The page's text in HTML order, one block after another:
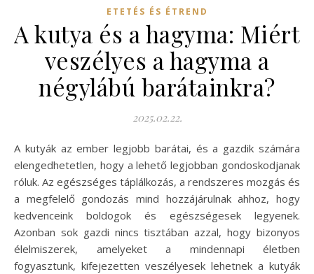
ETETÉS ÉS ÉTREND
A kutya és a hagyma: Miért
veszélyes a hagyma a
négylábú barátainkra?
2025.02.22.
A kutyák az ember legjobb barátai, és a gazdik számára
elengedhetetlen, hogy a lehető legjobban gondoskodjanak
róluk. Az egészséges táplálkozás, a rendszeres mozgás és
a megfelelő gondozás mind hozzájárulnak ahhoz, hogy
kedvenceink boldogok és egészségesek legyenek.
Azonban sok gazdi nincs tisztában azzal, hogy bizonyos
élelmiszerek, amelyeket a mindennapi életben
fogyasztunk, kifejezetten veszélyesek lehetnek a kutyák